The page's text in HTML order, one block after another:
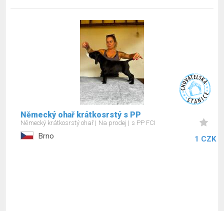
Německý ohař krátkosrstý s PP
Německý krátkosrstý ohař Na prodej s PP FCI
Brno 1 CZK